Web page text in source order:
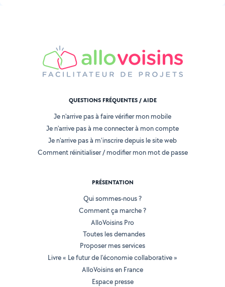
QUESTIONS FRÉQUENTES / AIDE
Je n'arrive pas à faire vérifier mon mobile
Je n'arrive pas à me connecter à mon compte
Je n'arrive pas à m'inscrire depuis le site web
Comment réinitialiser / modifier mon mot de passe
PRÉSENTATION
Qui sommes-nous ?
Comment ça marche ?
AlloVoisins Pro
Toutes les demandes
Proposer mes services
Livre « Le futur de l'économie collaborative »
AlloVoisins en France
Espace presse